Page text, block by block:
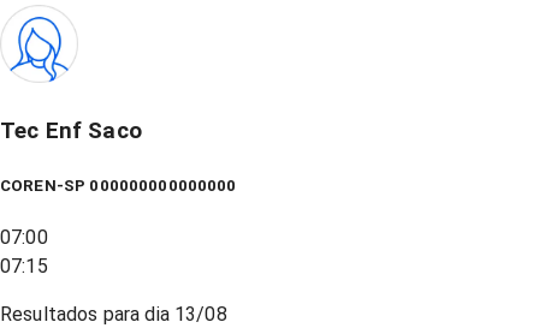
Tec Enf Saco
COREN-SP 000000000000000
07:00
07:15
Resultados para dia 13/08